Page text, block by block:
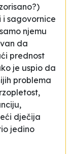
sagovornice
njemu
da
prednost
je uspio da
problema
dječija
jedino